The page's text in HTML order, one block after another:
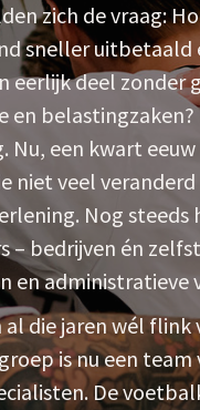
zich de vraag:
sneller uitbetaald
eerlijk deel zonder
en
Nu, een kwart eeuw
niet veel
Nog steeds
– bedrijven én
en administratieve
al die jaren wél flink
is nu een team
De